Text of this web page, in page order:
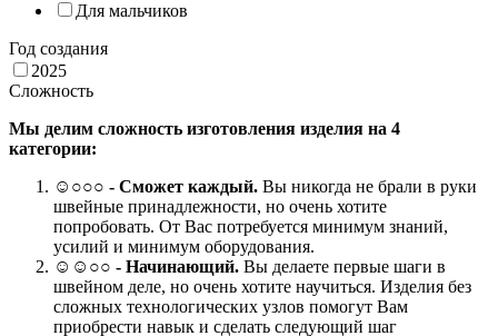
Для мальчиков
Год создания
2025
Сложность
Мы делим сложность изготовления изделия на 4
категории:
☺ ○○○ - Сможет каждый. Вы никогда не брали в руки
швейные принадлежности, но очень хотите
попробовать. От Вас потребуется минимум знаний,
усилий и минимум оборудования.
☺☺○○ - Начинающий. Вы делаете первые шаги в
швейном деле, но очень хотите научиться. Изделия без
сложных технологических узлов помогут Вам
приобрести навык и сделать следующий шаг